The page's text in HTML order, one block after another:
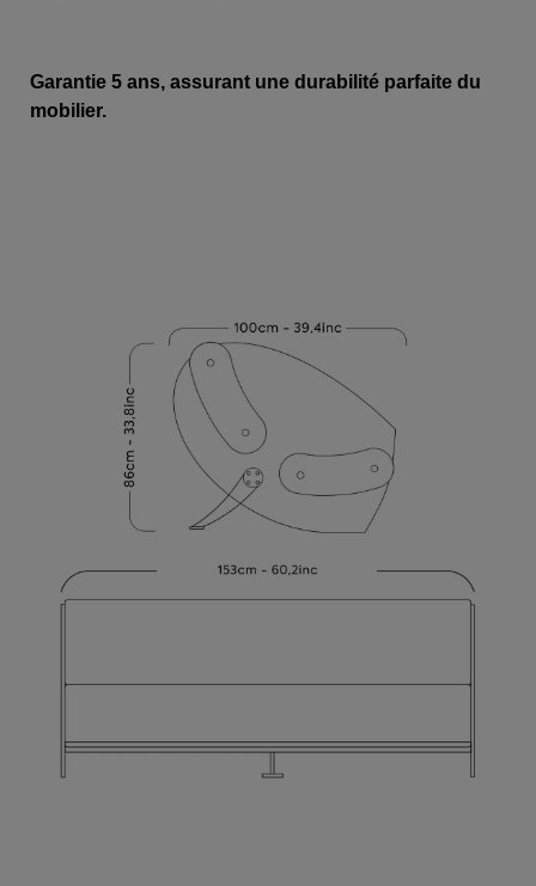
Garantie 5 ans, assurant une durabilité parfaite du
mobilier.